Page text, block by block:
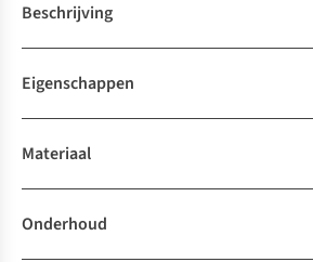
Beschrijving
Eigenschappen
Materiaal
Onderhoud